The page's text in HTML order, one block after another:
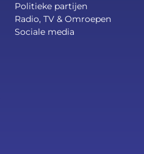
Politieke partijen
Radio, TV & Omroepen
Sociale media